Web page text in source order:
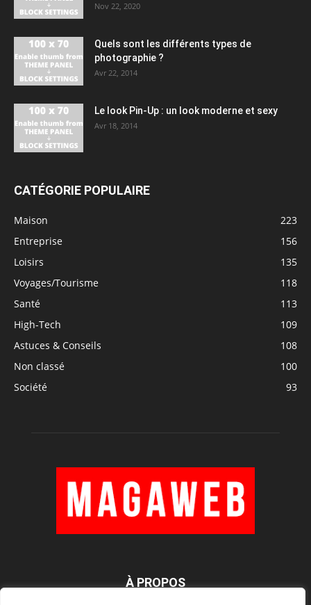
Nov 22, 2020
Quels sont les différents types de
photographie ?
Avr 22, 2014
Le look Pin-Up : un look moderne et sexy
Avr 18, 2014
CATÉGORIE POPULAIRE
Maison
223
Entreprise
156
Loisirs
135
Voyages/Tourisme
118
Santé
113
High-Tech
109
Astuces & Conseils
108
Non classé
100
Société
93
À PROPOS